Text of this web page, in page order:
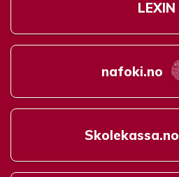
LEXIN
nafoki.no
Skolekassa.no